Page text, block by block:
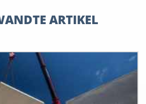
ARTIKEL